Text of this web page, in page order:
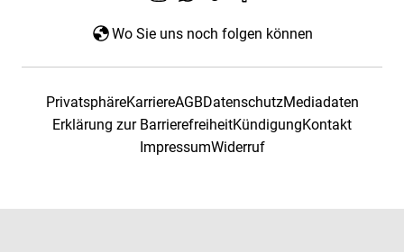
Wo Sie uns noch folgen können
PrivatsphäreKarriereAGBDatenschutzMediadaten
Erklärung zur BarrierefreiheitKündigungKontakt
ImpressumWiderruf